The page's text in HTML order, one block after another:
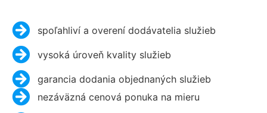
spoľahliví a overení dodávatelia služieb
vysoká úroveň kvality služieb
garancia dodania objednaných služieb
nezáväzná cenová ponuka na mieru